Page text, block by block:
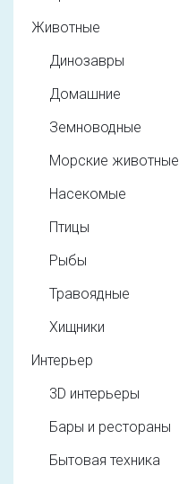
Животные
Динозавры
Домашние
Земноводные
Морские животные
Насекомые
Птицы
Рыбы
Травоядные
Хищники
Интерьер
3D интерьеры
Бары и рестораны
Бытовая техника